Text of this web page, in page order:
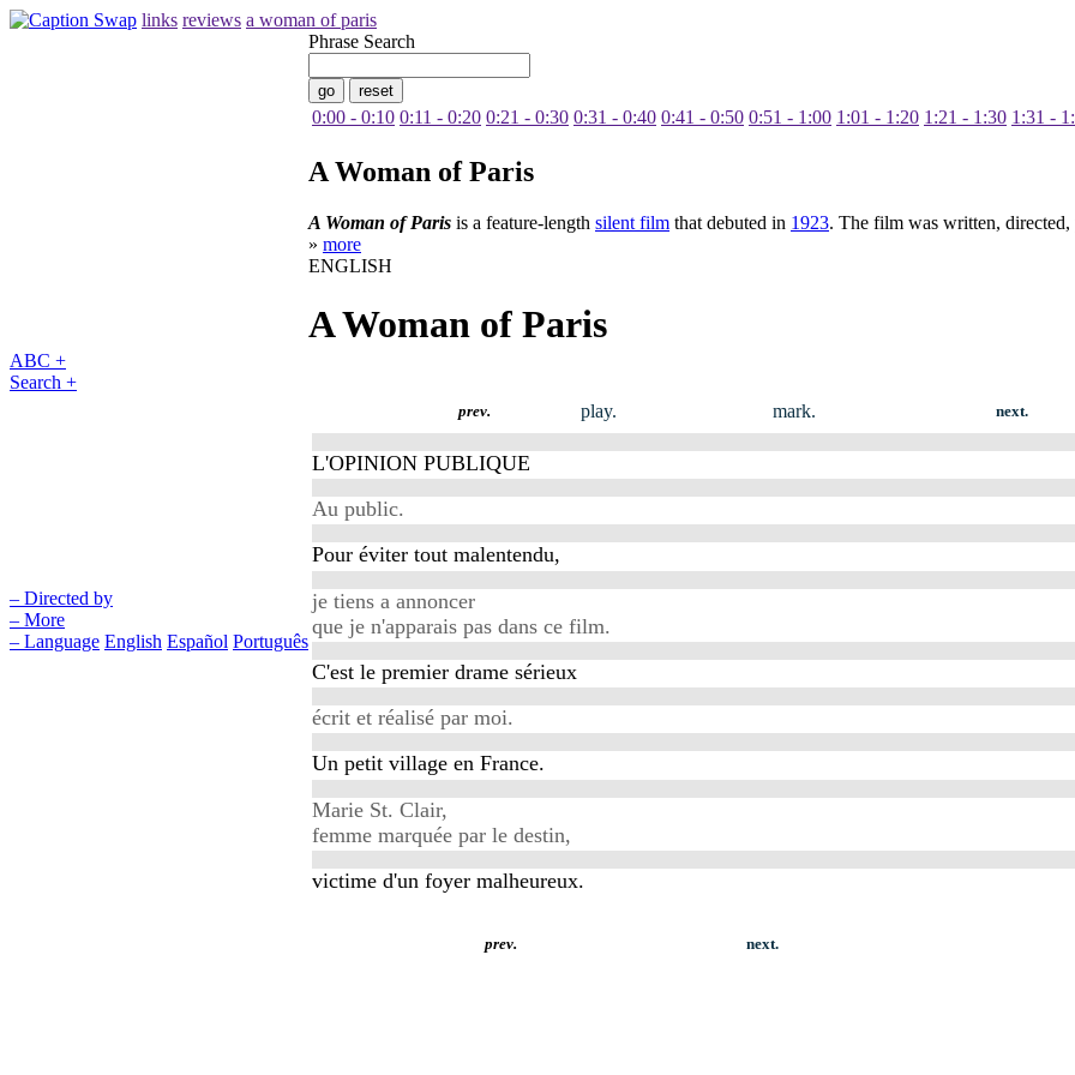
links reviews a woman of paris
ABC +
Search +
– Directed by
– More
– Language English Español Português
Phrase Search
0:00 - 0:10 0:11 - 0:20 0:21 - 0:30 0:31 - 0:40 0:41 - 0:50 0:51 - 1:00 1:01 - 1:20 1:21 - 1:30 1:31 -
A Woman of Paris
A Woman of Paris is a feature-length silent film that debuted in 1923. The film was written, directed,
» more
ENGLISH
A Woman of Paris
prev. play. mark. next.
L'OPINION PUBLIQUE
Au public.
Pour éviter tout malentendu,
je tiens a annoncer
que je n'apparais pas dans ce film.
C'est le premier drame sérieux
écrit et réalisé par moi.
Un petit village en France.
Marie St. Clair,
femme marquée par le destin,
victime d'un foyer malheureux.
prev. next.